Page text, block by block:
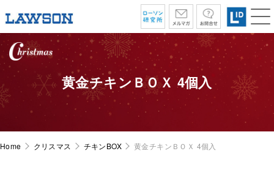
黄金チキンＢＯＸ 4個入
Home クリスマス チキンBOX 黄金チキンＢＯＸ 4個入